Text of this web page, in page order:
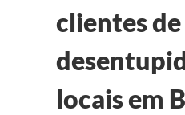
clientes de
locais em